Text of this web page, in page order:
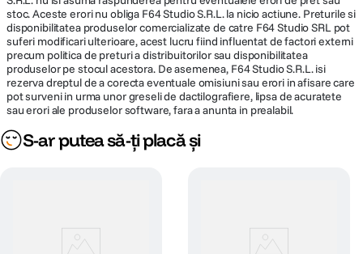
stoc. Aceste erori nu obliga F64 Studio S.R.L. la nicio actiune. Preturile si
disponibilitatea produselor comercializate de catre F64 Studio SRL pot
suferi modificari ulterioare, acest lucru fiind influentat de factori externi
precum politica de preturi a distribuitorilor sau disponibilitatea
produselor pe stocul acestora. De asemenea, F64 Studio S.R.L. isi
rezerva dreptul de a corecta eventuale omisiuni sau erori in afisare care
pot surveni in urma unor greseli de dactilografiere, lipsa de acuratete
sau erori ale produselor software, fara a anunta in prealabil.
S-ar putea să-ți placă și